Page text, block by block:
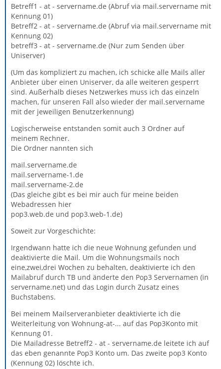
Betreff1 - at - servername.de (Abruf via mail.servername mit
Kennung 01)
Betreff2 - at - servername.de (Abruf via mail.servername mit
Kennung 02)
betreff3 - at - servername.de (Nur zum Senden über
Uniserver)
(Um das kompliziert zu machen, ich schicke alle Mails aller
Anbieter über einen Uniserver, da alle weiteren gesperrt
sind. Außerhalb dieses Netzwerkes muss ich das einzeln
machen, für unseren Fall also wieder der mail.servername
mit der jeweiligen Benutzerkennung)
Logischerweise entstanden somit auch 3 Ordner auf
meinem Rechner.
Die Ordner nannten sich
mail.servername.de
mail.servername-1.de
mail.servername-2.de
(Das gleiche gibt es bei mir auch für meine beiden
Webadressen hier
pop3.web.de und pop3.web-1.de)
Soweit zur Vorgeschichte:
Irgendwann hatte ich die neue Wohnung gefunden und
deaktivierte die Mail. Um die Wohnungsmails noch
eine,zwei,drei Wochen zu behalten, deaktivierte ich den
Mailabruf durch TB und änderte den Pop3 Servernamen (in
servername.net) und das Login durch Zusatz eines
Buchstabens.
Bei meinem Mailserveranbieter deaktivierte ich die
Weiterleitung von Wohnung-at-... auf das Pop3Konto mit
Kennung 01.
Die Mailadresse Betreff2 - at - servername.de leitete ich auf
das eben genannte Pop3 Konto um. Das zweite pop3 Konto
(Kennung 02) löschte ich.